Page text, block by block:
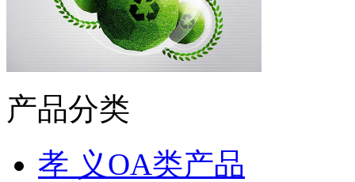
产品分类
孝 义OA类产品